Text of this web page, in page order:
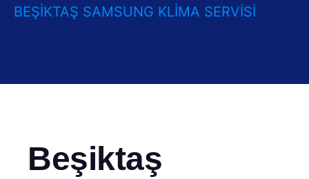
BEŞIKTAŞ SAMSUNG KLIMA SERVISI
Beşiktaş